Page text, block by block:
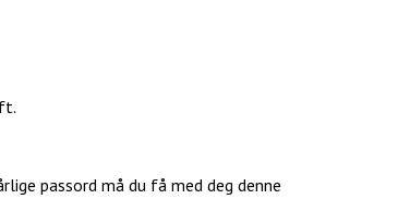
passord må du få med deg denne